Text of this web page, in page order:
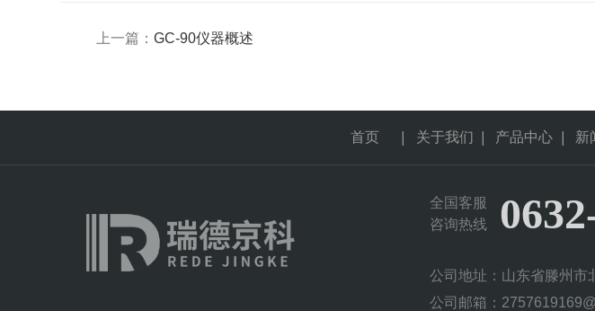
上一篇：GC-90仪器概述
首页 关于我们 产品中心 新
全国客服
咨询热线
公司地址：山东省滕州市
公司邮箱：